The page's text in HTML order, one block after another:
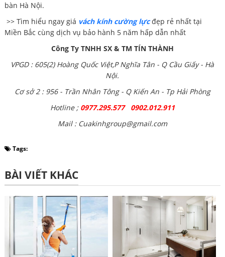
bàn Hà Nội.
>> Tìm hiểu ngay giá vách kính cường lựcđẹp rẻ nhất tại
Miền Bắc cùng dịch vụ bảo hành 5 năm hấp dẫn nhất
Công Ty TNHH SX & TM TÍN THÀNH
VPGD : 605(2) Hoàng Quốc Việt,P Nghĩa Tân - Q Cầu Giấy - Hà
Nội.
Cơ sở 2 : 956 - Trần Nhân Tông - Q Kiến An - Tp Hải Phòng
Hotline ; 0977.295.577 0902.012.911
Mail : Cuakinhgroup@gmail.com
Tags:
BÀI VIẾT KHÁC